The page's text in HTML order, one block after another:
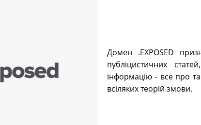
Домен .EXPOSED
публіцистичних
інформацію - все про
всіляких теорій змови.